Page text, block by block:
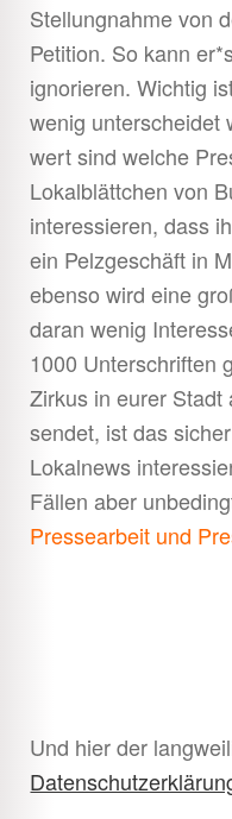
Stellungnahme von
Petition. So kann
ignorieren. Wichtig
wenig unterscheidet
wert sind welche
Lokalblättchen von
interessieren, dass
ein Pelzgeschäft in
ebenso wird eine
daran wenig
1000 Unterschriften
Zirkus in eurer
sendet, ist das
Lokalnews
Fällen aber
Pressearbeit und
Und hier der